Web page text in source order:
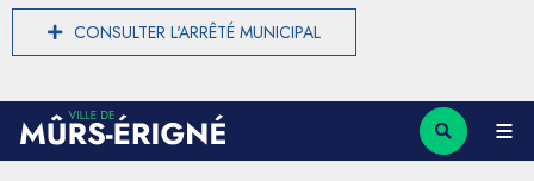
CONSULTER L'ARRÊTÉ MUNICIPAL